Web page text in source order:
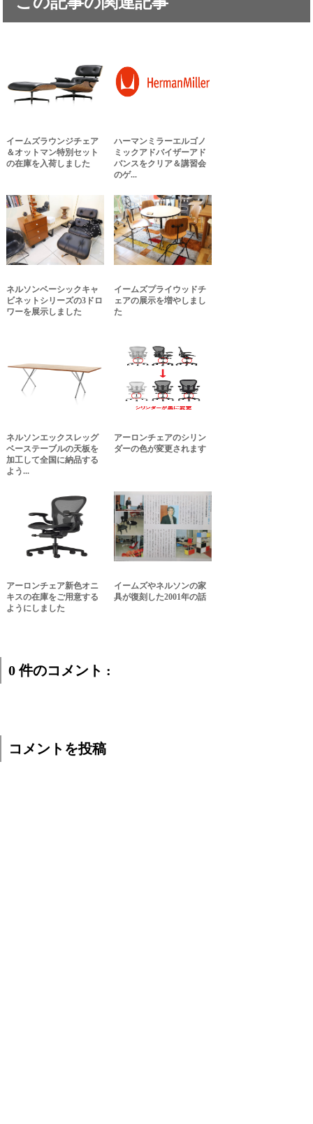
イームズラウンジチェア
＆オットマン特別セット
の在庫を入荷しました
ハーマンミラーエルゴノ
ミックアドバイザーアド
バンスをクリア＆講習会
のゲ...
ネルソンベーシックキャ
ビネットシリーズの3ドロ
ワーを展示しました
イームズプライウッドチ
ェアの展示を増やしまし
た
ネルソンエックスレッグ
ベーステーブルの天板を
加工して全国に納品する
よう...
アーロンチェアのシリン
ダーの色が変更されます
アーロンチェア新色オニ
キスの在庫をご用意する
ようにしました
イームズやネルソンの家
具が復刻した2001年の話
0 件のコメント :
コメントを投稿